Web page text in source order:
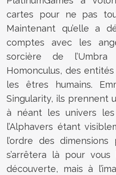
cartes pour ne pas
Maintenant qu’elle a
comptes avec les
sorcière de
Homonculus, des
les êtres humains.
Singularity, ils prennent
à néant les univers
l’Alphavers étant
l’ordre des
s’arrêtera là pour
découverte, mais à